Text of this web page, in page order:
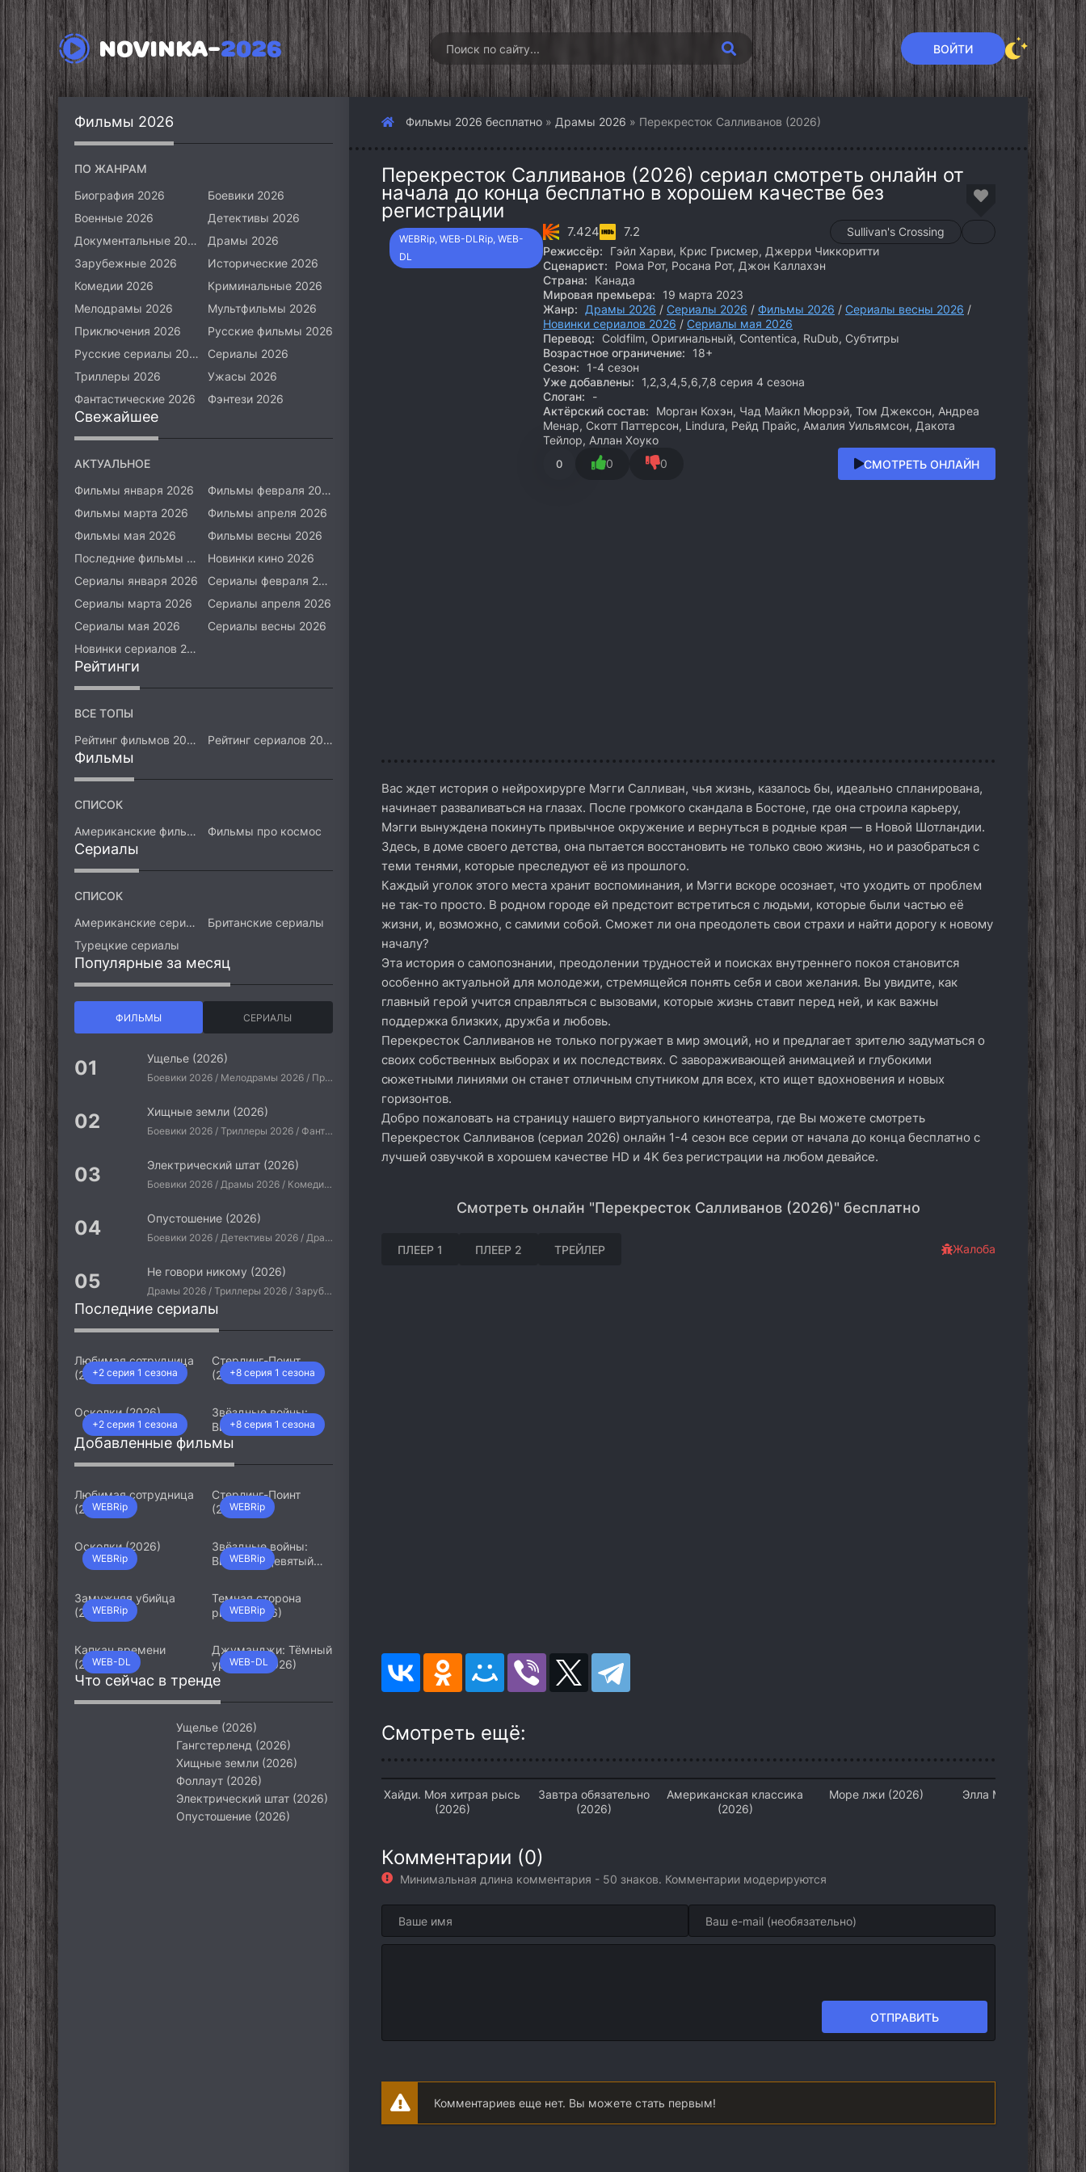
NOVINKA-2026 ВОЙТИ
Фильмы 2026 бесплатно » Драмы 2026 » Перекресток Салливанов (2026)
Перекресток Салливанов (2026) сериал смотреть онлайн от
начала до конца бесплатно в хорошем качестве без
регистрации
WEBRip, WEB-DLRip, WEB-
DL
7.424 7.2
Sullivan's Crossing
Режиссёр:
Гэйл Харви, Крис Грисмер, Джерри Чиккоритти
Сценарист:
Рома Рот, Росана Рот, Джон Каллахэн
Страна:
Канада
Мировая премьера:
19 марта 2023
Жанр:
Драмы 2026 / Сериалы 2026 / Фильмы 2026 / Сериалы весны 2026 /
Новинки сериалов 2026 / Сериалы мая 2026
Перевод:
Coldfilm, Оригинальный, Contentica, RuDub, Субтитры
Возрастное ограничение:
18+
Сезон:
1-4 сезон
Уже добавлены:
1,2,3,4,5,6,7,8 серия 4 сезона
Слоган:
-
Актёрский состав:
Морган Кохэн, Чад Майкл Мюррэй, Том Джексон, Андреа
Менар, Скотт Паттерсон, Lindura, Рейд Прайс, Амалия Уильямсон, Дакота
Тейлор, Аллан Хоуко
0 0 0 СМОТРЕТЬ ОНЛАЙН
Вас ждет история о нейрохирурге Мэгги Салливан, чья жизнь, казалось бы, идеально спланирована,
начинает разваливаться на глазах. После громкого скандала в Бостоне, где она строила карьеру,
Мэгги вынуждена покинуть привычное окружение и вернуться в родные края — в Новой Шотландии.
Здесь, в доме своего детства, она пытается восстановить не только свою жизнь, но и разобраться с
теми тенями, которые преследуют её из прошлого.
Каждый уголок этого места хранит воспоминания, и Мэгги вскоре осознает, что уходить от проблем
не так-то просто. В родном городе ей предстоит встретиться с людьми, которые были частью её
жизни, и, возможно, с самими собой. Сможет ли она преодолеть свои страхи и найти дорогу к новому
началу?
Эта история о самопознании, преодолении трудностей и поисках внутреннего покоя становится
особенно актуальной для молодежи, стремящейся понять себя и свои желания. Вы увидите, как
главный герой учится справляться с вызовами, которые жизнь ставит перед ней, и как важны
поддержка близких, дружба и любовь.
Перекресток Салливанов не только погружает в мир эмоций, но и предлагает зрителю задуматься о
своих собственных выборах и их последствиях. С завораживающей анимацией и глубокими
сюжетными линиями он станет отличным спутником для всех, кто ищет вдохновения и новых
горизонтов.
Добро пожаловать на страницу нашего виртуального кинотеатра, где Вы можете смотреть
Перекресток Салливанов (сериал 2026) онлайн 1-4 сезон все серии от начала до конца бесплатно с
лучшей озвучкой в хорошем качестве HD и 4K без регистрации на любом девайсе.
Смотреть онлайн "Перекресток Салливанов (2026)" бесплатно
ПЛЕЕР 1 ПЛЕЕР 2 ТРЕЙЛЕР Жалоба
Смотреть ещё:
Хайди. Моя хитрая рысь
(2026)
Завтра обязательно
(2026)
Американская классика
(2026)
Море лжи (2026) Элла Маккей (2026)
Комментарии (0)
Минимальная длина комментария - 50 знаков. Комментарии модерируются
ОТПРАВИТЬ
Комментариев еще нет. Вы можете стать первым!
Фильмы 2026
ПО ЖАНРАМ
Биография 2026
Боевики 2026
Военные 2026
Детективы 2026
Документальные 2026
Драмы 2026
Зарубежные 2026
Исторические 2026
Комедии 2026
Криминальные 2026
Мелодрамы 2026
Мультфильмы 2026
Приключения 2026
Русские фильмы 2026
Русские сериалы 2026
Сериалы 2026
Триллеры 2026
Ужасы 2026
Фантастические 2026
Фэнтези 2026
Свежайшее
АКТУАЛЬНОЕ
Фильмы января 2026
Фильмы февраля 2026
Фильмы марта 2026
Фильмы апреля 2026
Фильмы мая 2026
Фильмы весны 2026
Последние фильмы 2026
Новинки кино 2026
Сериалы января 2026
Сериалы февраля 2026
Сериалы марта 2026
Сериалы апреля 2026
Сериалы мая 2026
Сериалы весны 2026
Новинки сериалов 2026
Рейтинги
ВСЕ ТОПЫ
Рейтинг фильмов 2026
Рейтинг сериалов 2026
Фильмы
СПИСОК
Американские фильмы
Фильмы про космос
Сериалы
СПИСОК
Американские сериалы
Британские сериалы
Турецкие сериалы
Популярные за месяц
ФИЛЬМЫ СЕРИАЛЫ
Ущелье (2026)
Боевики 2026 / Мелодрамы 2026 / Приключения 2026 / Ужасы 2026 / Фантастические 2026 / Зарубежные фильмы 2026 / Американские фильмы / Фильмы 2026
Хищные земли (2026)
Боевики 2026 / Триллеры 2026 / Фантастические 2026 / Зарубежные фильмы 2026 / Американские фильмы / Фильмы 2026
Электрический штат (2026)
Боевики 2026 / Драмы 2026 / Комедии 2026 / Приключения 2026 / Фантастические 2026 / Зарубежные фильмы 2026 / Американские фильмы / Фильмы 2026
Опустошение (2026)
Боевики 2026 / Детективы 2026 / Драмы 2026 / Криминальные фильмы 2026 / Триллеры 2026 / Зарубежные фильмы 2026 / Американские фильмы / Фильмы 2026
Не говори никому (2026)
Драмы 2026 / Триллеры 2026 / Зарубежные фильмы 2026 / Американские фильмы / Фильмы 2026
Последние сериалы
+2 серия 1 сезона
Любимая сотрудница
(2026)
+8 серия 1 сезона
Стерлинг-Поинт
(2026)
+2 серия 1 сезона
Осколки (2026)
+8 серия 1 сезона
Звёздные войны:
Видения. Девятый
джедай (2026)
Добавленные фильмы
WEBRip
Любимая сотрудница
(2026)
WEBRip
Стерлинг-Поинт
(2026)
WEBRip
Осколки (2026)
WEBRip
Звёздные войны:
Видения. Девятый
WEBRip
Замужняя убийца
(2026)
WEBRip
Темная сторона
ринга (2026)
WEB-DL
Капкан времени
(2026)
WEB-DL
Джуманджи: Тёмный
уровень (2026)
Что сейчас в тренде
Ущелье (2026)
Гангстерленд (2026)
Хищные земли (2026)
Фоллаут (2026)
Электрический штат (2026)
Опустошение (2026)